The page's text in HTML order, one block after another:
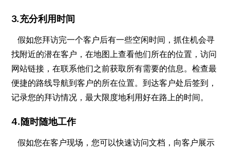
3.充分利用时间
假如您拜访完一个客户后有一些空闲时间，抓住机会寻
找附近的潜在客户，在地图上查看他们所在的位置，访问
网站链接，在联系他们之前获取所有需要的信息。检查最
便捷的路线导航到客户的所在位置。到达客户处后签到，
记录您的拜访情况，最大限度地利用好在路上的时间。
4.随时随地工作
假如您在客户现场，您可以快速访问文档，向客户展示